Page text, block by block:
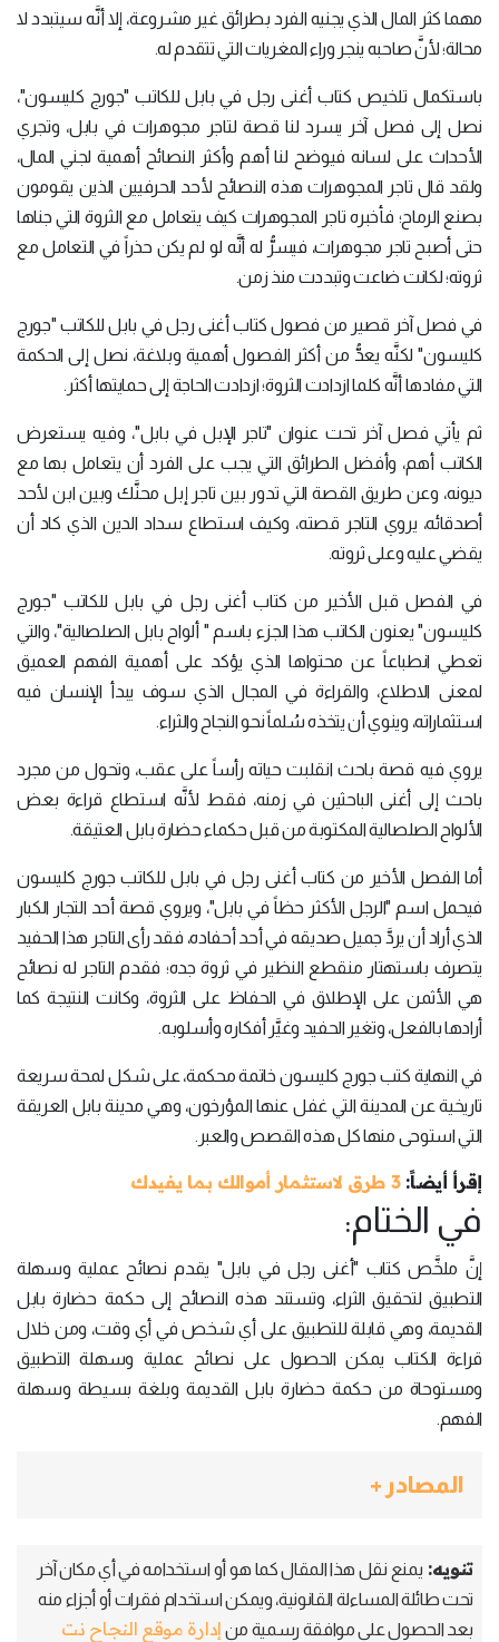
مهما كثر المال الذي يجنيه الفرد بطرائق غير مشروعة، إلا أنَّه سيتبدد لا
محالة؛ لأنَّ صاحبه ينجر وراء المغريات التي تتقدم له.
باستكمال تلخيص كتاب أغنى رجل في بابل للكاتب "جورج كليسون"،
نصل إلى فصل آخر يسرد لنا قصة لتاجر مجوهرات في بابل، وتجري
الأحداث على لسانه فيوضح لنا أهم وأكثر النصائح أهمية لجني المال،
ولقد قال تاجر المجوهرات هذه النصائح لأحد الحرفيين الذين يقومون
بصنع الرماح؛ فأخبره تاجر المجوهرات كيف يتعامل مع الثروة التي جناها
حتى أصبح تاجر مجوهرات، فيسرُّ له أنَّه لو لم يكن حذراً في التعامل مع
ثروته؛ لكانت ضاعت وتبددت منذ زمن.
في فصل آخر قصير من فصول كتاب أغنى رجل في بابل للكاتب "جورج
كليسون" لكنَّه يعدُّ من أكثر الفصول أهمية وبلاغة، نصل إلى الحكمة
التي مفادها أنَّه كلما ازدادت الثروة؛ ازدادت الحاجة إلى حمايتها أكثر.
ثم يأتي فصل آخر تحت عنوان "تاجر الإبل في بابل"، وفيه يستعرض
الكاتب أهم، وأفضل الطرائق التي يجب على الفرد أن يتعامل بها مع
ديونه، وعن طريق القصة التي تدور بين تاجر إبل محنَّك وبين ابن لأحد
أصدقائه، يروي التاجر قصته، وكيف استطاع سداد الدين الذي كاد أن
يقضي عليه وعلى ثروته.
في الفصل قبل الأخير من كتاب أغنى رجل في بابل للكاتب "جورج
كليسون" يعنون الكاتب هذا الجزء باسم " ألواح بابل الصلصالية"، والتي
تعطي انطباعاً عن محتواها الذي يؤكد على أهمية الفهم العميق
لمعنى الاطلاع، والقراءة في المجال الذي سوف يبدأ الإنسان فيه
استثماراته، وينوي أن يتخذه سُلماً نحو النجاح والثراء.
يروي فيه قصة باحث انقلبت حياته رأساً على عقب، وتحول من مجرد
باحث إلى أغنى الباحثين في زمنه، فقط لأنَّه استطاع قراءة بعض
الألواح الصلصالية المكتوبة من قبل حكماء حضارة بابل العتيقة.
أما الفصل الأخير من كتاب أغنى رجل في بابل للكاتب جورج كليسون
فيحمل اسم "الرجل الأكثر حظاً في بابل"، ويروي قصة أحد التجار الكبار
الذي أراد أن يردَّ جميل صديقه في أحد أحفاده، فقد رأى التاجر هذا الحفيد
يتصرف باستهتار منقطع النظير في ثروة جده؛ فقدم التاجر له نصائح
هي الأثمن على الإطلاق في الحفاظ على الثروة، وكانت النتيجة كما
أرادها بالفعل، وتغير الحفيد وغيَّر أفكاره وأسلوبه.
في النهاية كتب جورج كليسون خاتمة محكمة، على شكل لمحة سريعة
تاريخية عن المدينة التي غفل عنها المؤرخون، وهي مدينة بابل العريقة
التي استوحى منها كل هذه القصص والعبر.
إقرأ أيضاً:3 طرق لاستثمار أموالك بما يفيدك
في الختام:
إنَّ ملخَّص كتاب "أغنى رجل في بابل" يقدم نصائح عملية وسهلة
التطبيق لتحقيق الثراء، وتستند هذه النصائح إلى حكمة حضارة بابل
القديمة، وهي قابلة للتطبيق على أي شخص في أي وقت، ومن خلال
قراءة الكتاب يمكن الحصول على نصائح عملية وسهلة التطبيق
ومستوحاة من حكمة حضارة بابل القديمة وبلغة بسيطة وسهلة
الفهم.
المصادر +
تنويه: يمنع نقل هذا المقال كما هو أو استخدامه في أي مكان آخر
تحت طائلة المساءلة القانونية، ويمكن استخدام فقرات أو أجزاء منه
بعد الحصول على موافقة رسمية من إدارة موقع النجاح نت